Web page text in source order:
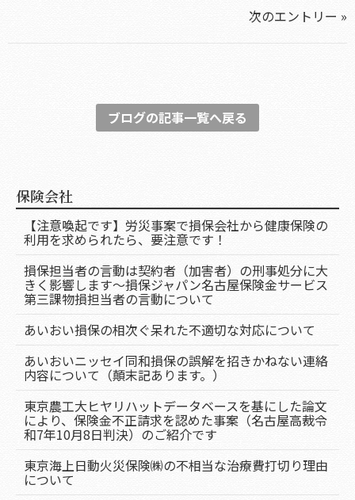
次のエントリー »
ブログの記事一覧へ戻る
保険会社
【注意喚起です】労災事案で損保会社から健康保険の
利用を求められたら、要注意です！
損保担当者の言動は契約者（加害者）の刑事処分に大
きく影響します～損保ジャパン名古屋保険金サービス
第三課物損担当者の言動について
あいおい損保の相次ぐ呆れた不適切な対応について
あいおいニッセイ同和損保の誤解を招きかねない連絡
内容について（顛末記あります。）
東京農工大ヒヤリハットデータベースを基にした論文
により、保険金不正請求を認めた事案（名古屋高裁令
和7年10月8日判決）のご紹介です
東京海上日動火災保険㈱の不相当な治療費打切り理由
について